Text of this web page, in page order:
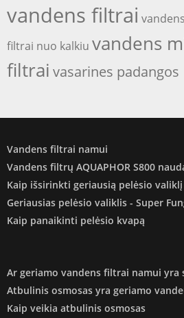
vandens filtrai
filtrai nuo kalkiu vandens
filtrai vasarines padangos
Vandens filtrai namui
Vandens filtrų AQUAPHOR S800
Kaip išsirinkti geriausią pelėsio valiklį
Geriausias pelėsio valiklis - Super
Kaip panaikinti pelėsio kvapą
Ar geriamo vandens filtrai namui yra
Atbulinis osmosas yra geriamo
Kaip veikia atbulinis osmosas